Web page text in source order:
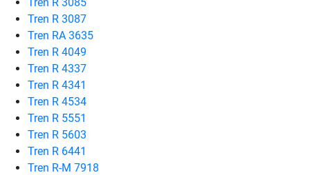
Tren R 3087
Tren RA 3635
Tren R 4049
Tren R 4337
Tren R 4341
Tren R 4534
Tren R 5551
Tren R 5603
Tren R 6441
Tren R-M 7918